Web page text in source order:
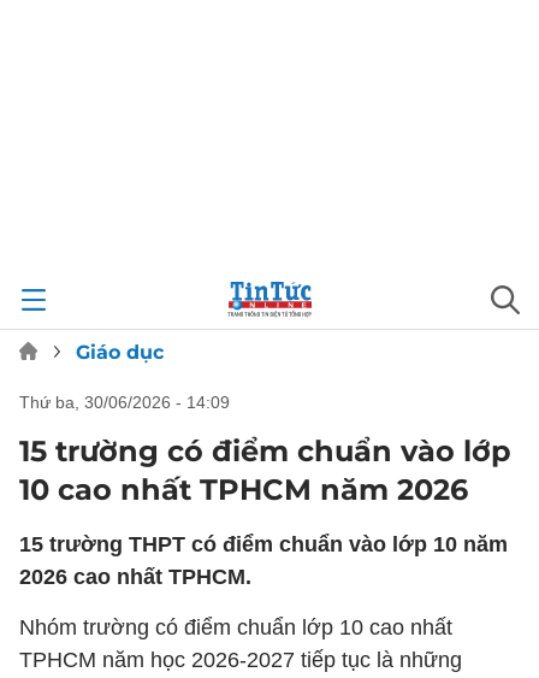
Giáo dục
thứ ba, 30/06/2026 - 14:09
15 trường có điểm chuẩn vào lớp
10 cao nhất TPHCM năm 2026
15 trường THPT có điểm chuẩn vào lớp 10 năm
2026 cao nhất TPHCM.
Nhóm trường có điểm chuẩn lớp 10 cao nhất
TPHCM năm học 2026-2027 tiếp tục là những